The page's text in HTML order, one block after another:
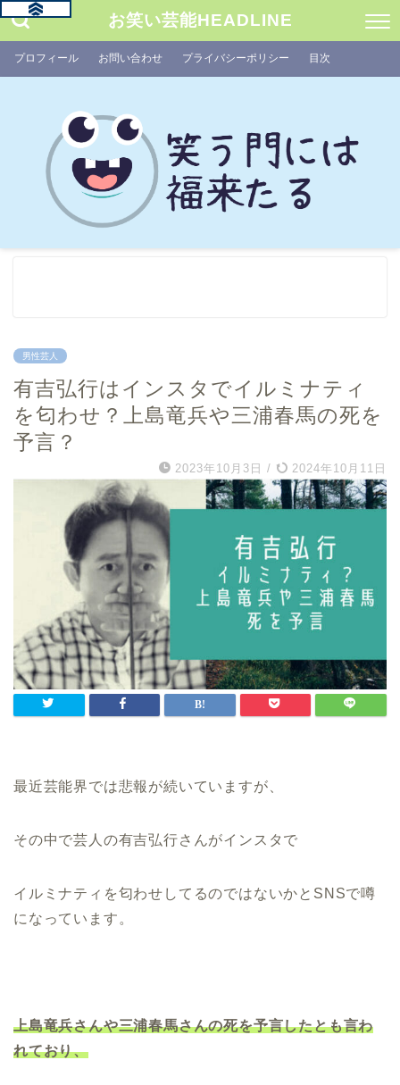
お笑い芸能HEADLINE
プロフィール お問い合わせ プライバシーポリシー 目次
男性芸人
有吉弘行はインスタでイルミナティ
を匂わせ？上島竜兵や三浦春馬の死を
予言？
2023年10月3日 / 2024年10月11日
最近芸能界では悲報が続いていますが、
その中で芸人の有吉弘行さんがインスタで
イルミナティを匂わせしてるのではないかとSNSで噂
になっています。
上島竜兵さんや三浦春馬さんの死を予言したとも言わ
れており、